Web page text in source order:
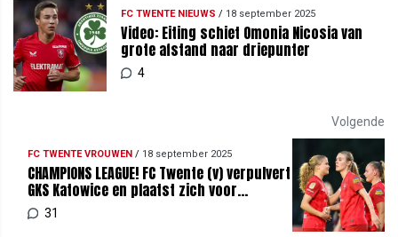
FC TWENTE NIEUWS / 18 september 2025
Video: Eiting schiet Omonia Nicosia van
grote afstand naar driepunter
4
Volgende
FC TWENTE VROUWEN / 18 september 2025
CHAMPIONS LEAGUE! FC Twente (v) verpulvert
GKS Katowice en plaatst zich voor
hoofdfase
31